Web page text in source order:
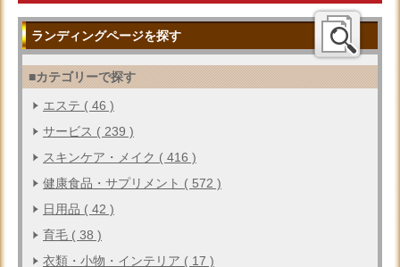
ランディングページを探す
■カテゴリーで探す
エステ ( 46 )
サービス ( 239 )
スキンケア・メイク ( 416 )
健康食品・サプリメント ( 572 )
日用品 ( 42 )
育毛 ( 38 )
衣類・小物・インテリア ( 17 )